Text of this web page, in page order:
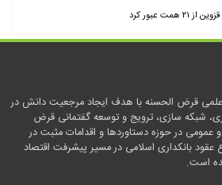
عبور کرد
علمی قرض الحسنه با هدف ایجاد مرجعیت دانش در
شبکه سازی، ترویج و توسعه گفتمانی قرض
در حوزه دستاوردها و اقدامات مثبت در
بانکداری اسلامی در مسیر پیشرفت اقتصاد
است.